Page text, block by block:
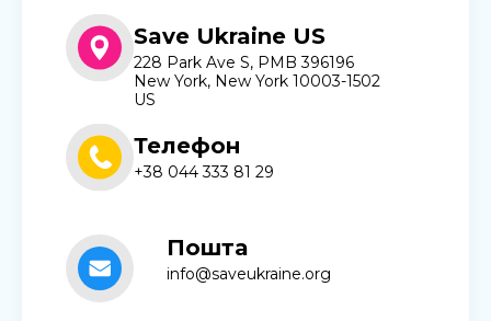
Save Ukraine US
228 Park Ave S, PMB 396196
New York, New York 10003-1502
US
Телефон
+38 044 333 81 29
Пошта
info@saveukraine.org